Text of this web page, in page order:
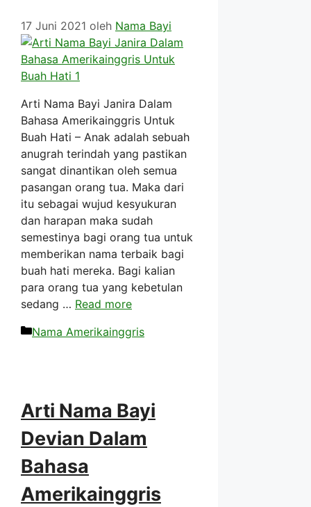
17 Juni 2021 oleh Nama Bayi
Arti Nama Bayi Janira Dalam
Bahasa Amerikainggris Untuk
Buah Hati – Anak adalah sebuah
anugrah terindah yang pastikan
sangat dinantikan oleh semua
pasangan orang tua. Maka dari
itu sebagai wujud kesyukuran
dan harapan maka sudah
semestinya bagi orang tua untuk
memberikan nama terbaik bagi
buah hati mereka. Bagi kalian
para orang tua yang kebetulan
sedang … Read more
Kategori
Nama Amerikainggris
Arti Nama Bayi
Devian Dalam
Bahasa
Amerikainggris